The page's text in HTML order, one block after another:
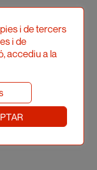
i de tercers
i de
accediu a la